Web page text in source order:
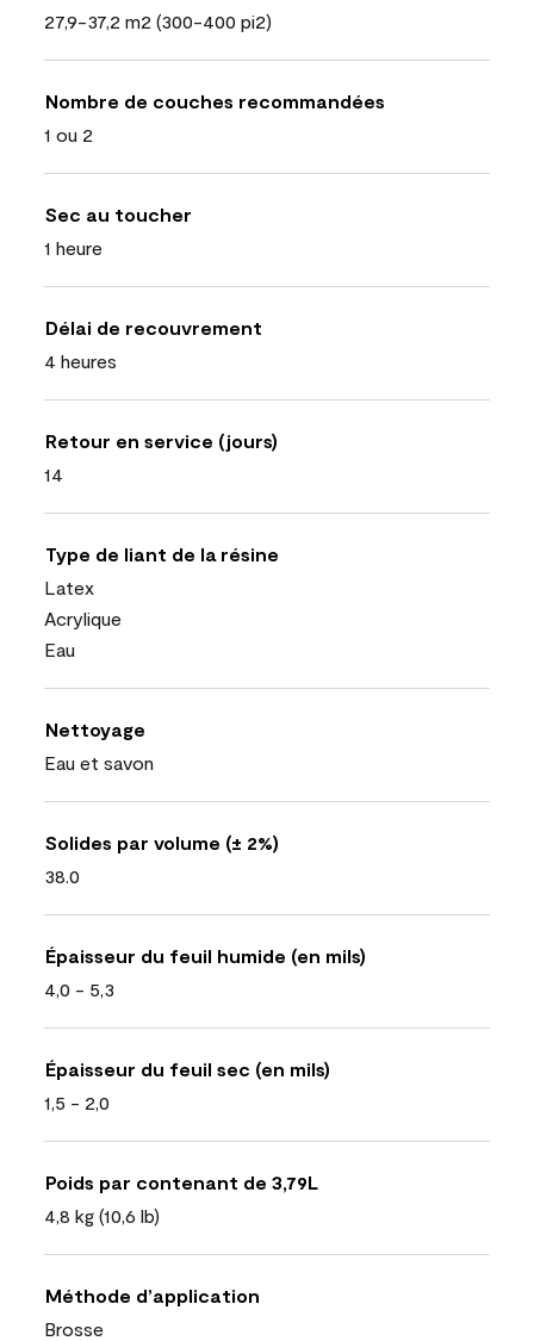
27,9-37,2 m2 (300-400 pi2)
Nombre de couches recommandées
1 ou 2
Sec au toucher
1 heure
Délai de recouvrement
4 heures
Retour en service (jours)
14
Type de liant de la résine
Latex
Acrylique
Eau
Nettoyage
Eau et savon
Solides par volume (± 2%)
38.0
Épaisseur du feuil humide (en mils)
4,0 - 5,3
Épaisseur du feuil sec (en mils)
1,5 - 2,0
Poids par contenant de 3,79L
4,8 kg (10,6 lb)
Méthode d’application
Brosse